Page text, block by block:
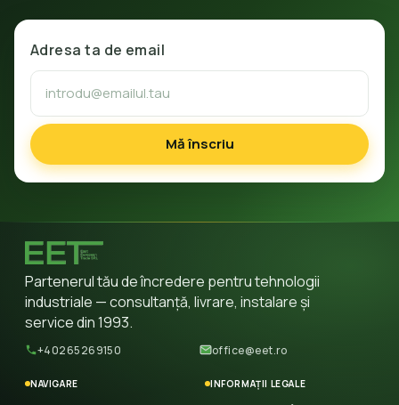
Adresa ta de email
Mă înscriu
Partenerul tău de încredere pentru tehnologii
industriale — consultanță, livrare, instalare și
service din 1993.
+40265269150 office@eet.ro
NAVIGARE INFORMAȚII LEGALE